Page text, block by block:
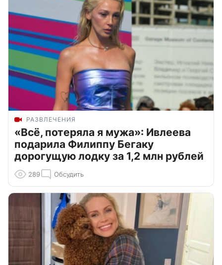
РАЗВЛЕЧЕНИЯ
«Всё, потеряла я мужа»: Ивлеева
подарила Филиппу Бегаку
дорогущую лодку за 1,2 млн рублей
289 Обсудить